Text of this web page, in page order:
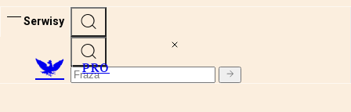
Serwisy
PRO